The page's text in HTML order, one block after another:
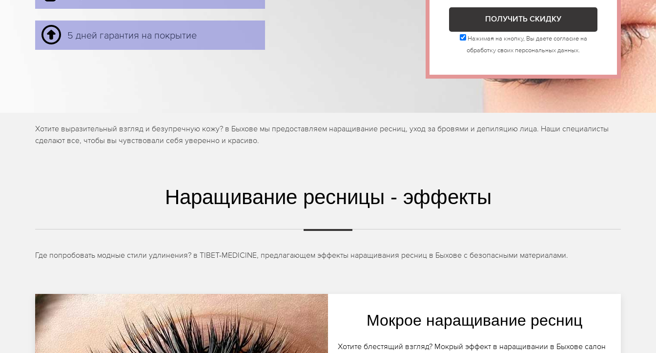
5 дней гарантия на покрытие
Нажимая на кнопку, Вы даете согласие на
обработку своих персональных данных.
Хотите выразительный взгляд и безупречную кожу? в Быхове мы предоставляем наращивание ресниц, уход за бровями и депиляцию лица. Наши специалисты
сделают все, чтобы вы чувствовали себя уверенно и красиво.
Наращивание ресницы - эффекты
Где попробовать модные стили удлинения? в TIBET-MEDICINE, предлагающем эффекты наращивания ресниц в Быхове с безопасными материалами.
Мокрое наращивание ресниц
Хотите блестящий взгляд? Мокрый эффект в наращивании в Быхове салон